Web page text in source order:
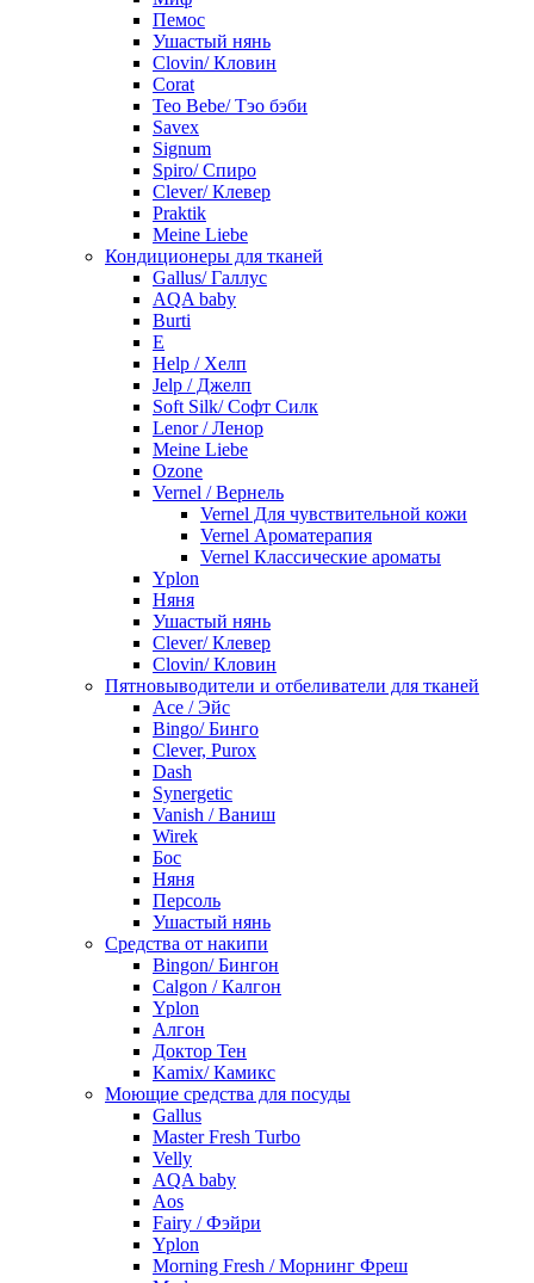
Пемос
Ушастый нянь
Clovin/ Кловин
Corat
Teo Bebe/ Тэо бэби
Savex
Signum
Spiro/ Спиро
Clever/ Клевер
Praktik
Meine Liebe
Кондиционеры для тканей
Gallus/ Галлус
AQA baby
Burti
E
Help / Хелп
Jelp / Джелп
Soft Silk/ Софт Силк
Lenor / Ленор
Meine Liebe
Ozone
Vernel / Вернель
Vernel Для чувствительной кожи
Vernel Ароматерапия
Vernel Классические ароматы
Yplon
Няня
Ушастый нянь
Clever/ Клевер
Clovin/ Кловин
Пятновыводители и отбеливатели для тканей
Ace / Эйс
Bingo/ Бинго
Clever, Purox
Dash
Synergetic
Vanish / Ваниш
Wirek
Бос
Няня
Персоль
Ушастый нянь
Средства от накипи
Bingon/ Бингон
Calgon / Калгон
Yplon
Алгон
Доктор Тен
Kamix/ Камикс
Моющие средства для посуды
Gallus
Master Fresh Turbo
Velly
AQA baby
Aos
Fairy / Фэйри
Yplon
Morning Fresh / Морнинг Фреш